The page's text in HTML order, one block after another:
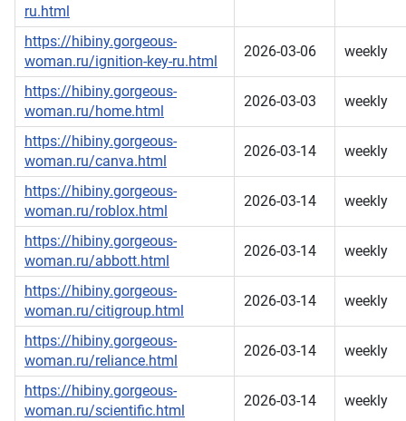
ru.html
https://hibiny.gorgeous-
woman.ru/ignition-key-ru.html
2026-03-06 weekly
https://hibiny.gorgeous-
woman.ru/home.html
2026-03-03 weekly
https://hibiny.gorgeous-
woman.ru/canva.html
2026-03-14 weekly
https://hibiny.gorgeous-
woman.ru/roblox.html
2026-03-14 weekly
https://hibiny.gorgeous-
woman.ru/abbott.html
2026-03-14 weekly
https://hibiny.gorgeous-
woman.ru/citigroup.html
2026-03-14 weekly
https://hibiny.gorgeous-
woman.ru/reliance.html
2026-03-14 weekly
https://hibiny.gorgeous-
woman.ru/scientific.html
2026-03-14 weekly